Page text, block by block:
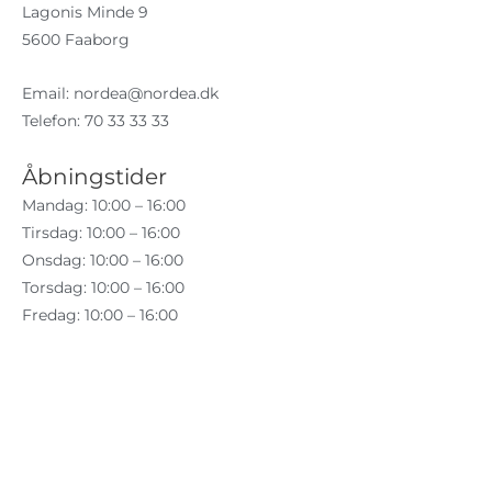
Lagonis Minde 9
5600 Faaborg
Email: nordea@nordea.dk
Telefon: 70 33 33 33
Åbningstider
Mandag: 10:00 – 16:00
Tirsdag: 10:00 – 16:00
Onsdag: 10:00 – 16:00
Torsdag: 10:00 – 16:00
Fredag: 10:00 – 16:00